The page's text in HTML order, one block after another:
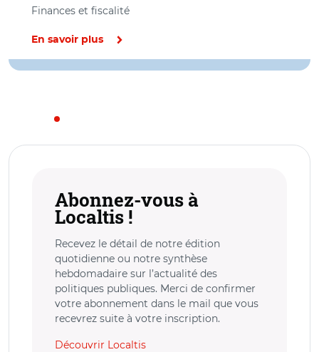
Finances et fiscalité
En savoir plus
Abonnez-vous à
Localtis !
Recevez le détail de notre édition
quotidienne ou notre synthèse
hebdomadaire sur l’actualité des
politiques publiques. Merci de confirmer
votre abonnement dans le mail que vous
recevrez suite à votre inscription.
Découvrir Localtis